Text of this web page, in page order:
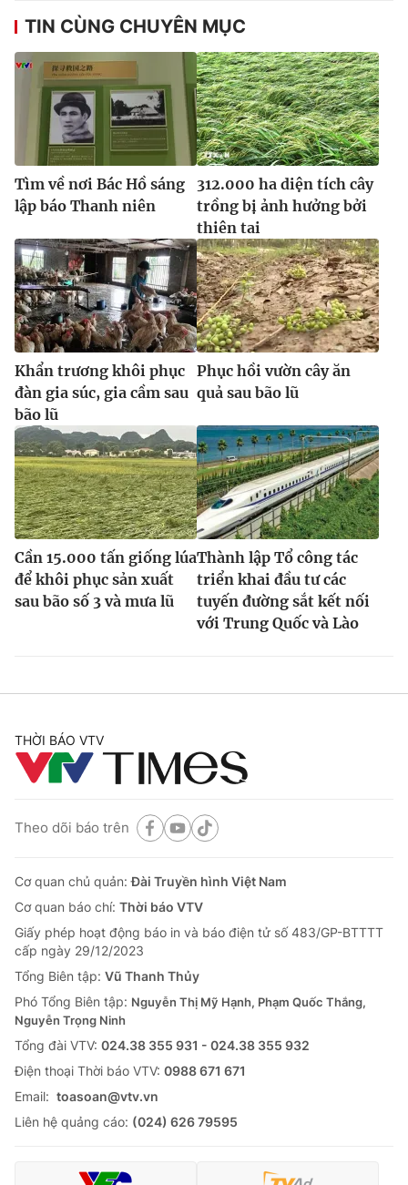
Liên hệ quảng cáo:024-7300.7108
® Cấm sao chép dưới mọi hình thức nếu không có sự chấp
thuận bằng văn bản. Ghi rõ nguồn VTV.vn khi phát hành lại
thông tin từ website này.
TIN CÙNG CHUYÊN MỤC
Tìm về nơi Bác Hồ sáng
lập báo Thanh niên
312.000 ha diện tích cây
trồng bị ảnh hưởng bởi
thiên tai
Khẩn trương khôi phục
đàn gia súc, gia cầm sau
bão lũ
Phục hồi vườn cây ăn
quả sau bão lũ
Cần 15.000 tấn giống lúa
để khôi phục sản xuất
sau bão số 3 và mưa lũ
Thành lập Tổ công tác
triển khai đầu tư các
tuyến đường sắt kết nối
với Trung Quốc và Lào
THỜI BÁO VTV
Theo dõi báo trên
Cơ quan chủ quản:Đài Truyền hình Việt Nam
Cơ quan báo chí: Thời báo VTV
Giấy phép hoạt động báo in và báo điện tử số 483/GP-BTTTT
cấp ngày 29/12/2023
Tổng Biên tập: Vũ Thanh Thủy
Phó Tổng Biên tập: Nguyễn Thị Mỹ Hạnh, Phạm Quốc Thắng,
Nguyễn Trọng Ninh
Tổng đài VTV: 024.38 355 931 - 024.38 355 932
Ðiện thoại Thời báo VTV: 0988 671 671
Email: toasoan@vtv.vn
Liên hệ quảng cáo: (024) 626 79595